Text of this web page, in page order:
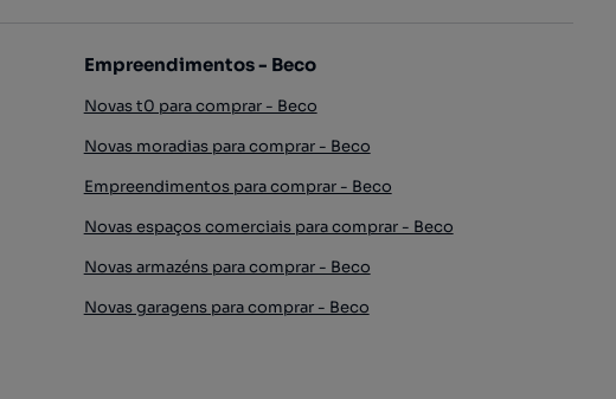
Empreendimentos - Beco
Novas t0 para comprar - Beco
Novas moradias para comprar - Beco
Empreendimentos para comprar - Beco
Novas espaços comerciais para comprar - Beco
Novas armazéns para comprar - Beco
Novas garagens para comprar - Beco